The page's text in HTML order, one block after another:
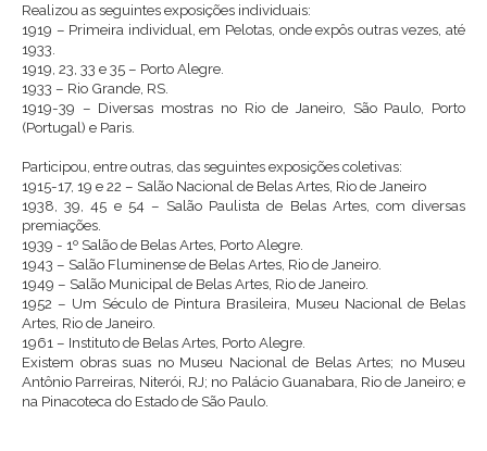
Realizou as seguintes exposições individuais:
1919 – Primeira individual, em Pelotas, onde expôs outras vezes, até
1933.
1919, 23, 33 e 35 – Porto Alegre.
1933 – Rio Grande, RS.
1919-39 – Diversas mostras no Rio de Janeiro, São Paulo, Porto
(Portugal) e Paris.
Participou, entre outras, das seguintes exposições coletivas:
1915-17, 19 e 22 – Salão Nacional de Belas Artes, Rio de Janeiro
1938, 39, 45 e 54 – Salão Paulista de Belas Artes, com diversas
premiações.
1939 - 1º Salão de Belas Artes, Porto Alegre.
1943 – Salão Fluminense de Belas Artes, Rio de Janeiro.
1949 – Salão Municipal de Belas Artes, Rio de Janeiro.
1952 – Um Século de Pintura Brasileira, Museu Nacional de Belas
Artes, Rio de Janeiro.
1961 – Instituto de Belas Artes, Porto Alegre.
Existem obras suas no Museu Nacional de Belas Artes; no Museu
Antônio Parreiras, Niterói, RJ; no Palácio Guanabara, Rio de Janeiro; e
na Pinacoteca do Estado de São Paulo.